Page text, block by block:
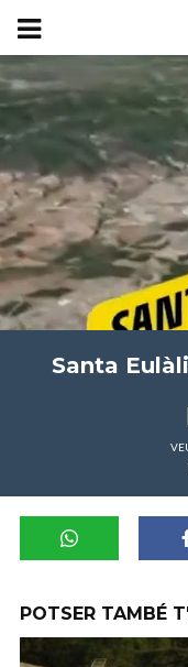
Santa
POTSER TAMBÉ